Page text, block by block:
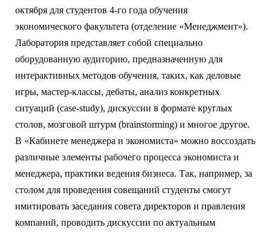
октября для студентов 4-го года обучения
экономического факультета (отделение «Менеджмент»).
Лаборатория представляет собой специально
оборудованную аудиторию, предназначенную для
интерактивных методов обучения, таких, как деловые
игры, мастер-классы, дебаты, анализ конкретных
ситуаций (case-study), дискуссии в формате круглых
столов, мозговой штурм (brainstorming) и многое другое.
В «Кабинете менеджера и экономиста» можно воссоздать
различные элементы рабочего процесса экономиста и
менеджера, практики ведения бизнеса. Так, например, за
столом для проведения совещаний студенты смогут
имитировать заседания совета директоров и правления
компаний, проводить дискуссии по актуальным